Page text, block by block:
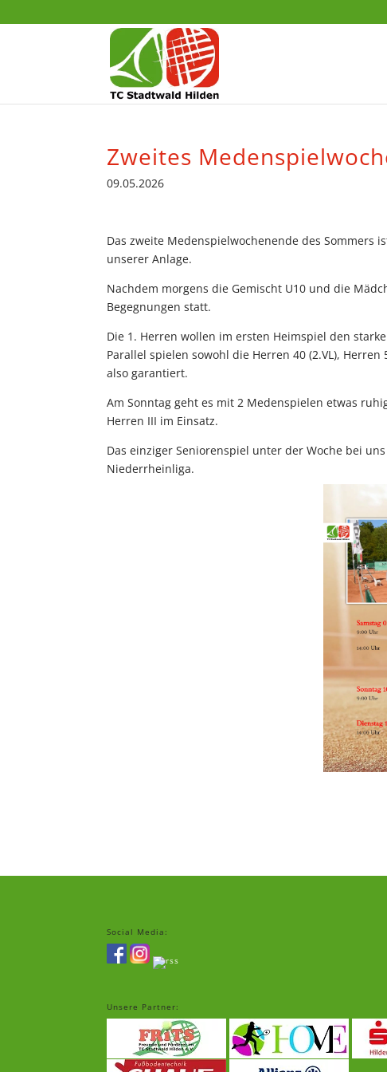
Zweites
09.05.2026
Das zweite Medenspielwochenende des Sommers
unserer Anlage.
Nachdem morgens die Gemischt U10 und die
Begegnungen statt.
Die 1. Herren wollen im ersten Heimspiel den
Parallel spielen sowohl die Herren 40 (2.VL),
also garantiert.
Am Sonntag geht es mit 2 Medenspielen etwas
Herren III im Einsatz.
Das einziger Seniorenspiel unter der Woche bei
Niederrheinliga.
Social Media:
Unsere Partner: